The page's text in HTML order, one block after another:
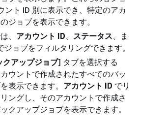
ント ID 別に表示でき、特定のアカ
ジョブを表示できます。
、 アカウント ID ステータス 、ま
ジョブをフィルタリングできます。
クアップジョブ] タブを選択する
ウントで作成されたすべてのバッ
表示できます。 アカウント ID でリ
ングし、そのアカウントで作成さ
クアップジョブを表示できます。